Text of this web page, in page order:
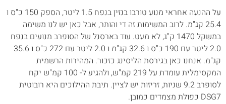
על ההנעה אחראי מנוע טורבו בנזין בנפח 1.5 ליטר, הספק 150 כ"ס ו
25.4 קג"מ. לרוב המשימות זה די והותר, אבל כאן יש לנו משימה
במשקל 1470 ק"ג, לא מעט. עוד בארסנל של הסופרב מנועים בנפח
2.0 ליטר עם 190 כ"ס ו 32.6 קג"מ ו 2.0 ליטר עם 272 כ"ס ו 35.6
קג"מ. אנחנו כאן בגירסת הליסינג כזכור. המהירות הרשמית
המקסימלית עומדת על 219 קמ"ש, ולהגיע ל- 100 קמ"ש יקח
לסופרב 9.2 שניות, זריזות יש לציין. תיבת ההילוכים היא רובוטית
DSG7 כפולת מצמדים כמובן.